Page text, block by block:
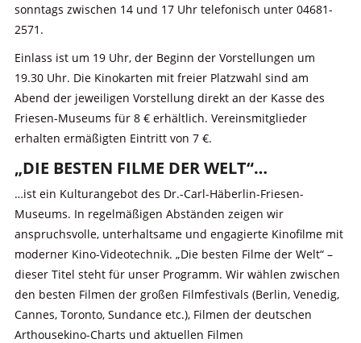
sonntags zwischen 14 und 17 Uhr telefonisch unter 04681-
2571.
Einlass ist um 19 Uhr, der Beginn der Vorstellungen um
19.30 Uhr. Die Kinokarten mit freier Platzwahl sind am
Abend der jeweiligen Vorstellung direkt an der Kasse des
Friesen-Museums für 8 € erhältlich. Vereinsmitglieder
erhalten ermäßigten Eintritt von 7 €.
„DIE BESTEN FILME DER WELT“…
…ist ein Kulturangebot des Dr.-Carl-Häberlin-Friesen-
Museums. In regelmäßigen Abständen zeigen wir
anspruchsvolle, unterhaltsame und engagierte Kinofilme mit
moderner Kino-Videotechnik. „Die besten Filme der Welt“ –
dieser Titel steht für unser Programm. Wir wählen zwischen
den besten Filmen der großen Filmfestivals (Berlin, Venedig,
Cannes, Toronto, Sundance etc.), Filmen der deutschen
Arthousekino-Charts und aktuellen Filmen